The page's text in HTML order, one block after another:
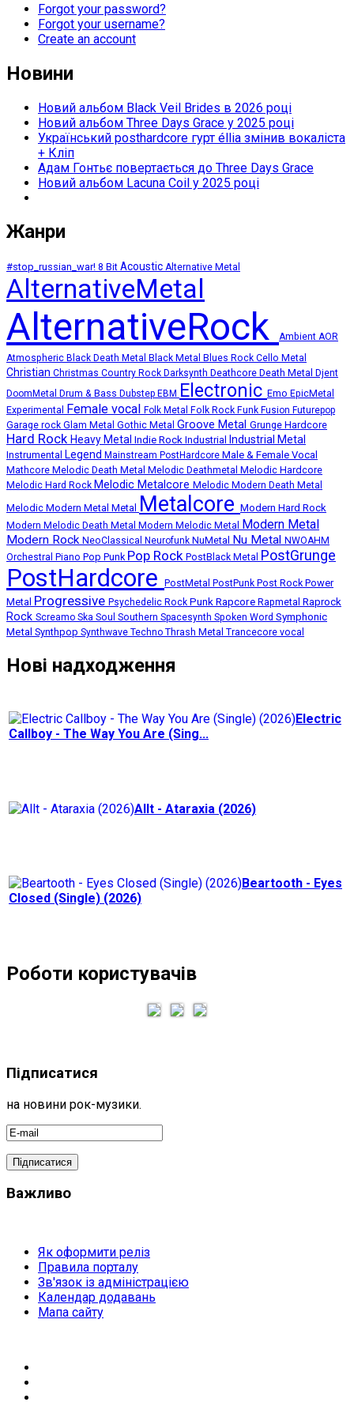
Forgot your password?
Forgot your username?
Create an account
Новини
Новий альбом Black Veil Brides в 2026 році
Новий альбом Three Days Grace у 2025 році
Український posthardcore гурт éllia змінив вокаліста
+ Кліп
Адам Гонтьє повертається до Three Days Grace
Новий альбом Lacuna Coil у 2025 році
Жанри
#stop_russian_war! 8 Bit Acoustic Alternative Metal
AlternativeMetal
AlternativeRock Ambient AOR
Atmospheric Black Death Metal Black Metal Blues Rock Cello Metal
Christian Christmas Country Rock Darksynth Deathcore Death Metal
Djent
DoomMetal
Drum & Bass Dubstep EBM Electronic Emo EpicMetal
Experimental Female vocal Folk Metal Folk Rock Funk Fusion Futurepop
Garage rock Glam Metal Gothic Metal Groove Metal Grunge Hardcore
Hard Rock Heavy Metal Indie Rock Industrial Industrial Metal
Instrumental Legend Mainstream PostHardcore Male & Female Vocal
Mathcore Melodic Death Metal Melodic Deathmetal Melodic Hardcore
Melodic Hard Rock Melodic Metalcore Melodic Modern Death Metal
Melodic Modern Metal Metal Metalcore Modern Hard Rock
Modern Melodic Death Metal Modern Melodic Metal Modern Metal
Modern Rock NeoClassical Neurofunk NuMetal Nu Metal
NWOAHM
Orchestral
Piano Pop Punk Pop Rock PostBlack Metal PostGrunge
PostHardcore PostMetal PostPunk Post Rock Power
Metal Progressive Psychedelic Rock PunkRapcore Rapmetal Raprock
Rock Screamo Ska Soul Southern Spacesynth Spoken Word Symphonic
Metal Synthpop Synthwave Techno Thrash Metal Trancecore vocal
Нові надходження
Electric
Callboy - The Way You Are (Sing...
Allt - Ataraxia (2026)
Beartooth - Eyes
Closed (Single) (2026)
Роботи користувачів
Підписатися
на новини рок-музики.
Важливо
Як оформити реліз
Правила порталу
Зв'язок із адміністрацією
Календар додавань
Мапа сайту